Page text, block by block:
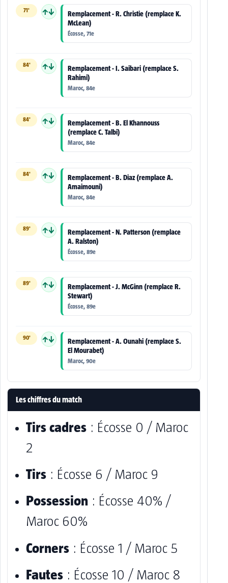
71' ↑↓
Remplacement - R. Christie (remplace K.
McLean)
Écosse, 71e
84' ↑↓
Remplacement - I. Saibari (remplace S.
Rahimi)
Maroc, 84e
84' ↑↓
Remplacement - B. El Khannouss
(remplace C. Talbi)
Maroc, 84e
84' ↑↓
Remplacement - B. Diaz (remplace A.
Amaimouni)
Maroc, 84e
89' ↑↓
Remplacement - N. Patterson (remplace
A. Ralston)
Écosse, 89e
89' ↑↓
Remplacement - J. McGinn (remplace R.
Stewart)
Écosse, 89e
90' ↑↓
Remplacement - A. Ounahi (remplace S.
El Mourabet)
Maroc, 90e
Les chiffres du match
Tirs cadres : Écosse 0 / Maroc
2
Tirs : Écosse 6 / Maroc 9
Possession : Écosse 40% /
Maroc 60%
Corners : Écosse 1 / Maroc 5
Fautes : Écosse 10 / Maroc 8